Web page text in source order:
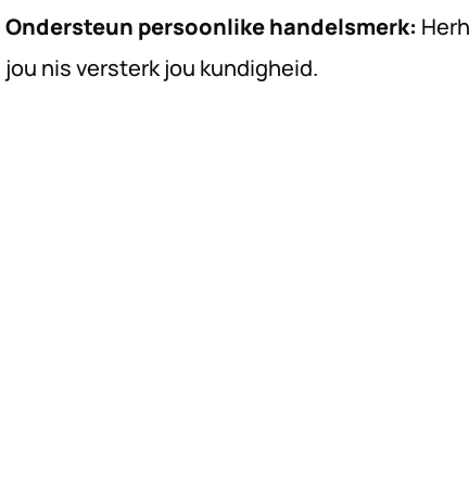
Ondersteun persoonlike handelsmerk:
jou nis versterk jou kundigheid.